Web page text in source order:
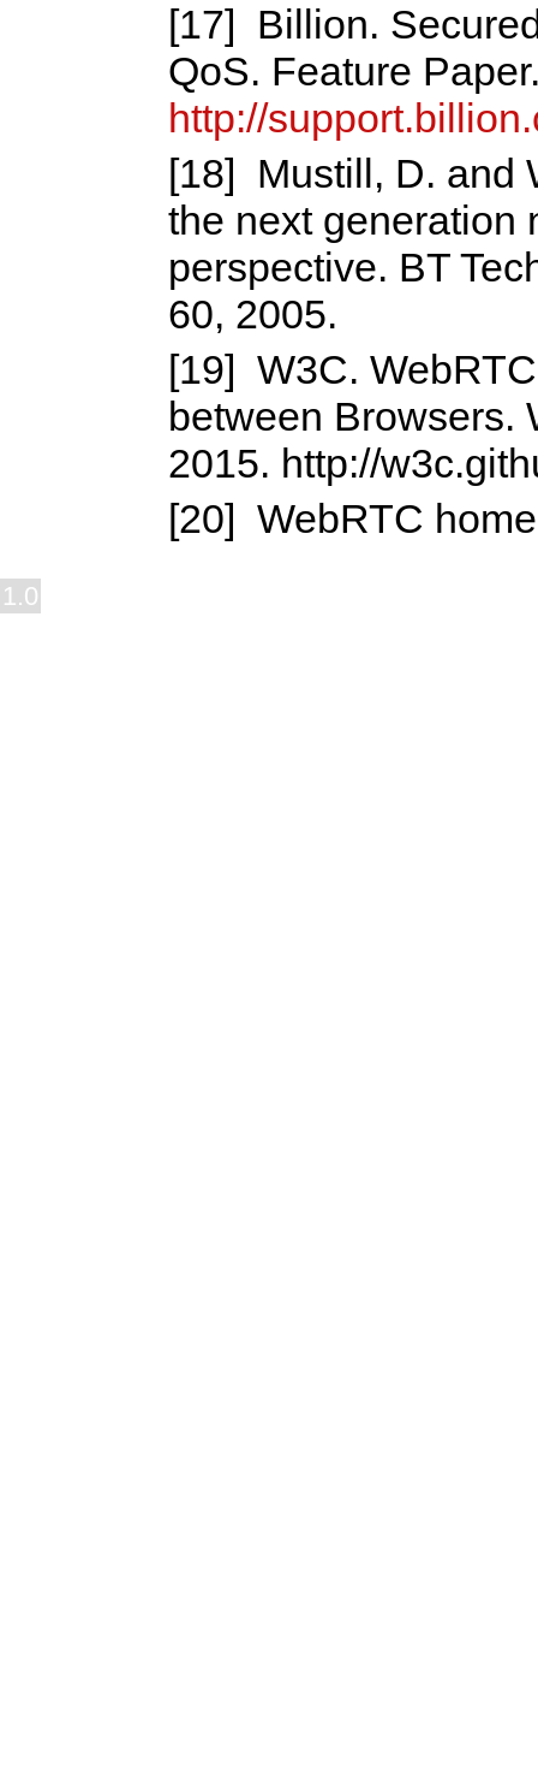
[17] Billion.
QoS. Feature
http://
[18] Mustill, D. and
the next generation
perspective. BT
60, 2005.
[19] W3C.
between Browsers.
2015. http://
[20] WebRTC
1.0